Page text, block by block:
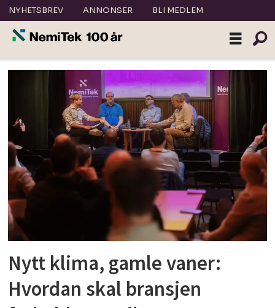
NYHETSBREV ANNONSER BLI MEDLEM
Tag:
nemitek
oslo
Nytt klima, gamle vaner:
Hvordan skal bransjen